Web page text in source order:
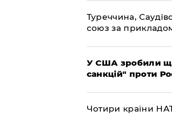
​Туреччина,
союз за
​У США зробили
санкцій" проти
​Чотири країни